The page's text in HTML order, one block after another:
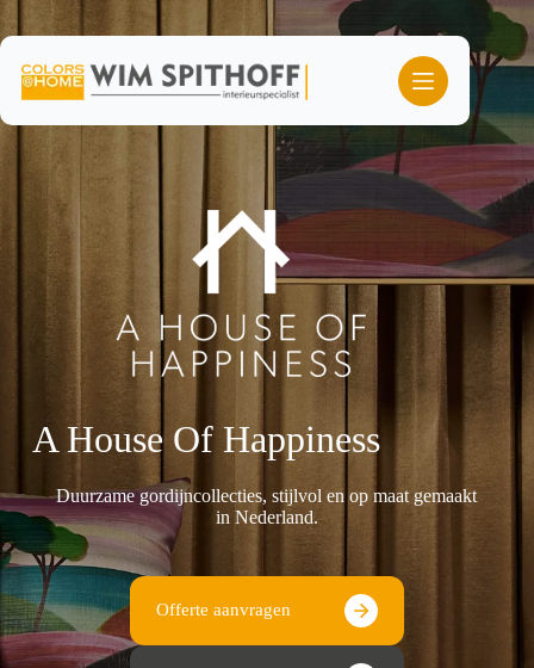
Ga
de
inhoud
A House Of Happiness
Duurzame gordijncollecties, stijlvol en op maat gemaakt
in Nederland.
Offerte aanvragen